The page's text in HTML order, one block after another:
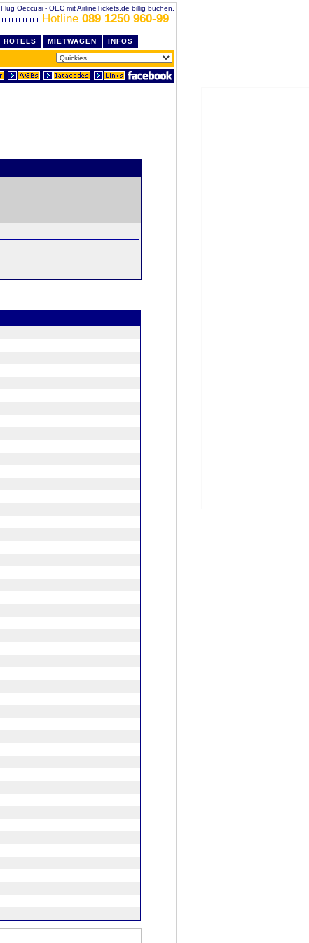
Flug Oeccusi - OEC mit AirlineTickets.de billig buchen.
Hotline 089 1250 960-99
HOTELS MIETWAGEN INFOS